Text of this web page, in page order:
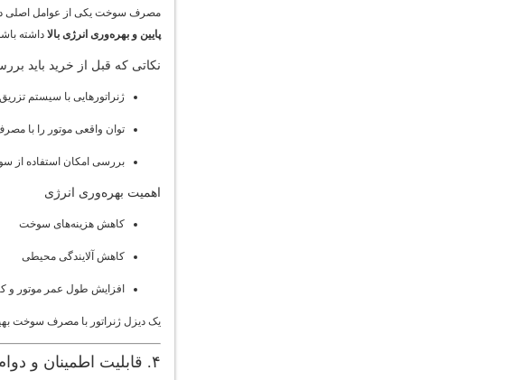
مصرف سوخت یکی از عوامل اصلی در
پایین و بهره‌وری انرژی بالا داشته
نکاتی که قبل از خرید باید
ژنراتورهایی با سیستم
توان واقعی موتور را با
بررسی امکان استفاده از
اهمیت بهره‌وری انرژی
کاهش هزینه‌های سوخت
کاهش آلایندگی محیطی
افزایش طول عمر موتور و
یک دیزل ژنراتور با مصرف سوخت
۴. قابلیت اطمینان و دوام دیزل ژنراتور